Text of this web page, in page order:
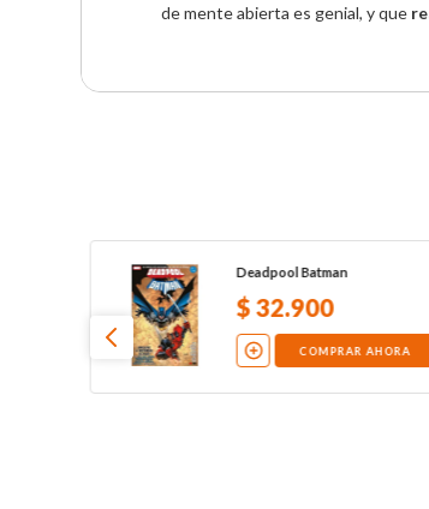
de mente abierta es genial, y que
Deadpool Batman
$32.900
COMPRAR AHORA